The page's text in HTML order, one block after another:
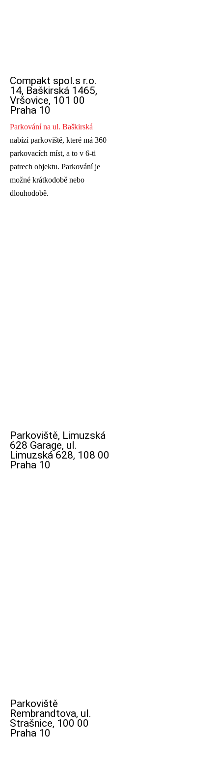
Compakt spol.s r.o.
14, Baškirská 1465,
Vršovice, 101 00
Praha 10
Parkování na ul. Baškirská
nabízí parkoviště, které má 360
parkovacích míst, a to v 6-ti
patrech objektu. Parkování je
možné krátkodobě nebo
dlouhodobě.
Parkoviště, Limuzská
628 Garage, ul.
Limuzská 628, 108 00
Praha 10
Parkoviště
Rembrandtova, ul.
Strašnice, 100 00
Praha 10